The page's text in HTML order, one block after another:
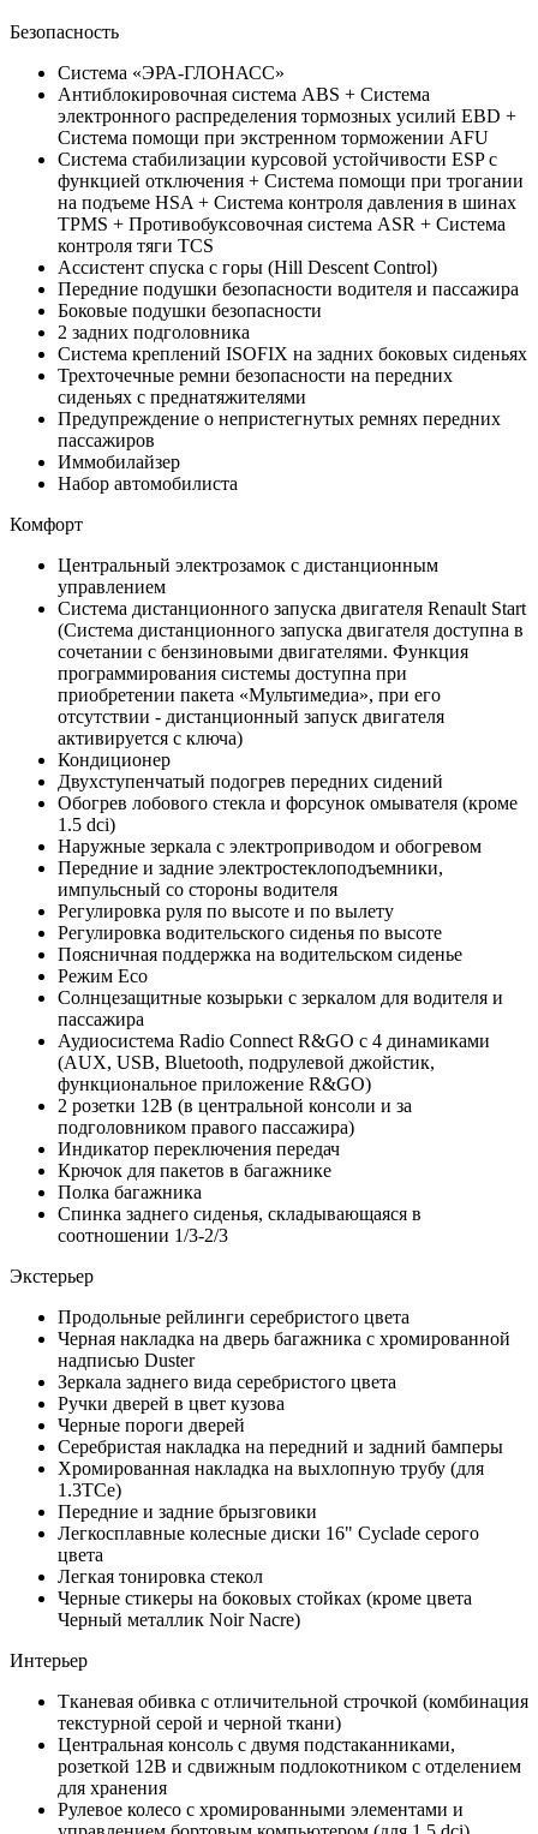
Безопасность
Система «ЭРА-ГЛОНАСС»
Антиблокировочная система ABS + Система
электронного распределения тормозных усилий EBD +
Система помощи при экстренном торможении AFU
Система стабилизации курсовой устойчивости ESP с
функцией отключения + Система помощи при трогании
на подъеме HSA + Система контроля давления в шинах
TPMS + Противобуксовочная система ASR + Система
контроля тяги TCS
Ассистент спуска с горы (Hill Descent Control)
Передние подушки безопасности водителя и пассажира
Боковые подушки безопасности
2 задних подголовника
Система креплений ISOFIX на задних боковых сиденьях
Трехточечные ремни безопасности на передних
сиденьях с преднатяжителями
Предупреждение о непристегнутых ремнях передних
пассажиров
Иммобилайзер
Набор автомобилиста
Комфорт
Центральный электрозамок с дистанционным
управлением
Система дистанционного запуска двигателя Renault Start
(Система дистанционного запуска двигателя доступна в
сочетании с бензиновыми двигателями. Функция
программирования системы доступна при
приобретении пакета «Мультимедиа», при его
отсутствии - дистанционный запуск двигателя
активируется с ключа)
Кондиционер
Двухступенчатый подогрев передних сидений
Обогрев лобового стекла и форсунок омывателя (кроме
1.5 dci)
Наружные зеркала с электроприводом и обогревом
Передние и задние электростеклоподъемники,
импульсный со стороны водителя
Регулировка руля по высоте и по вылету
Регулировка водительского сиденья по высоте
Поясничная поддержка на водительском сиденье
Режим Eco
Солнцезащитные козырьки с зеркалом для водителя и
пассажира
Аудиосистема Radio Connect R&GO с 4 динамиками
(AUX, USB, Bluetooth, подрулевой джойстик,
функциональное приложение R&GO)
2 розетки 12В (в центральной консоли и за
подголовником правого пассажира)
Индикатор переключения передач
Крючок для пакетов в багажнике
Полка багажника
Спинка заднего сиденья, складывающаяся в
соотношении 1/3-2/3
Экстерьер
Продольные рейлинги серебристого цвета
Черная накладка на дверь багажника с хромированной
надписью Duster
Зеркала заднего вида серебристого цвета
Ручки дверей в цвет кузова
Черные пороги дверей
Серебристая накладка на передний и задний бамперы
Хромированная накладка на выхлопную трубу (для
1.3TCe)
Передние и задние брызговики
Легкосплавные колесные диски 16" Cyclade серого
цвета
Легкая тонировка стекол
Черные стикеры на боковых стойках (кроме цвета
Черный металлик Noir Nacre)
Интерьер
Тканевая обивка с отличительной строчкой (комбинация
текстурной серой и черной ткани)
Центральная консоль с двумя подстаканниками,
розеткой 12В и сдвижным подлокотником с отделением
для хранения
Рулевое колесо с хромированными элементами и